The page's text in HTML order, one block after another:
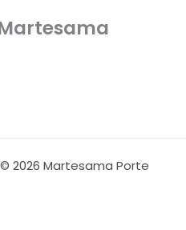
2026 Martesama Porte